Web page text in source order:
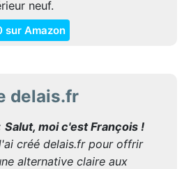
neuf.
sur Amazon
delais.fr
Salut, moi c'est François !
créé delais.fr pour offrir
alternative claire aux